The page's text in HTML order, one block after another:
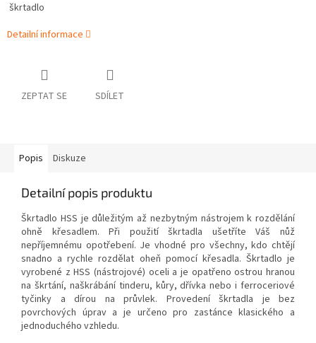
škrtadlo
Detailní informace
ZEPTAT SE SDÍLET
Popis Diskuze
Detailní popis produktu
Škrtadlo HSS je důležitým až nezbytným nástrojem k rozdělání
ohně křesadlem. Při použití škrtadla ušetříte Váš nůž
nepříjemnému opotřebení. Je vhodné pro všechny, kdo chtějí
snadno a rychle rozdělat oheň pomocí křesadla. Škrtadlo je
vyrobené z HSS (nástrojové) oceli a je opatřeno ostrou hranou
na škrtání, naškrábání tinderu, kůry, dřívka nebo i ferroceriové
tyčinky a dírou na průvlek. Provedení škrtadla je bez
povrchových úprav a je určeno pro zastánce klasického a
jednoduchého vzhledu.